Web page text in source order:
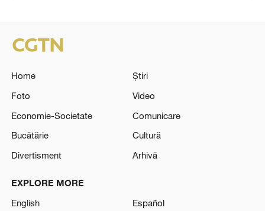
Home
Știri
Foto
Video
Economie-Societate
Comunicare
Bucătărie
Cultură
Divertisment
Arhivă
EXPLORE MORE
English
Español